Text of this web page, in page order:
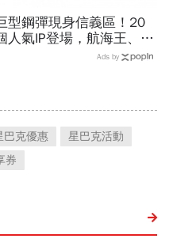
型鋼彈現身信義區！20
人氣IP登場，航海王、哥
吉拉、七龍珠、寶可夢…盤
Ads by
巴克優惠
星巴克活動
券